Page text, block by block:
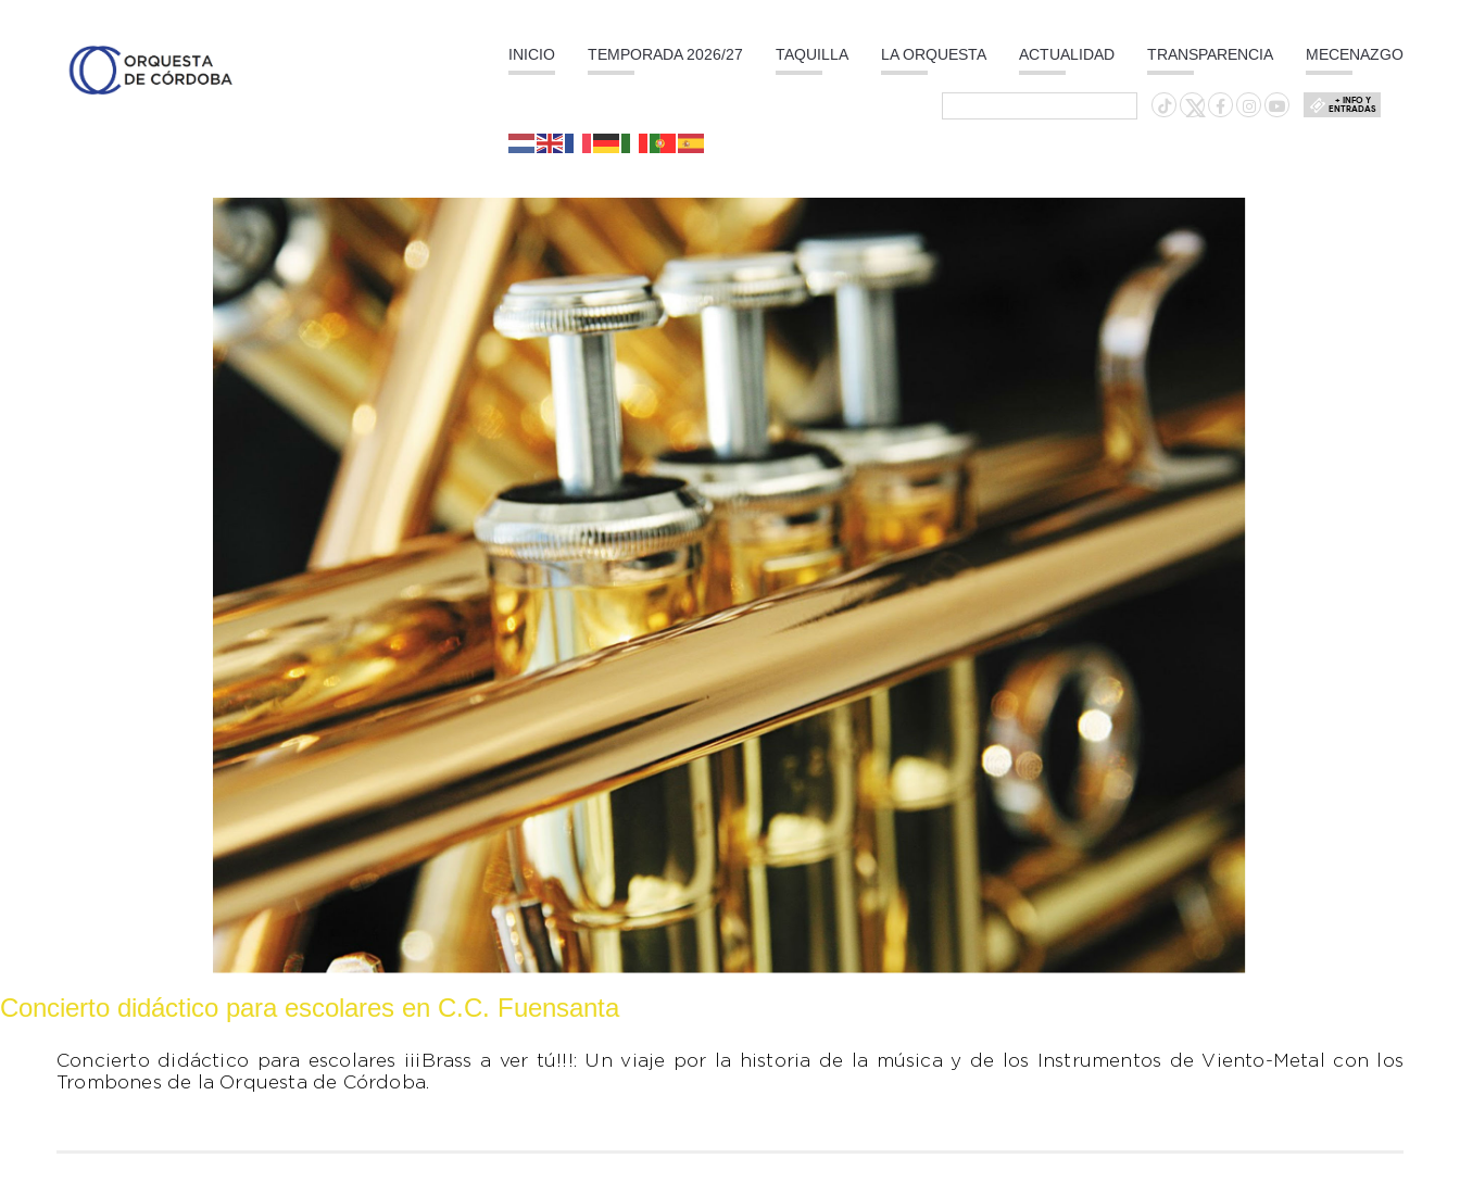
INICIO TEMPORADA 2026/27 TAQUILLA LA ORQUESTA ACTUALIDAD TRANSPARENCIA MECENAZGO
+ INFO Y
ENTRADAS
Concierto didáctico para escolares en C.C. Fuensanta
Concierto didáctico para escolares ¡¡¡Brass a ver tú!!!:
Un viaje por la historia de la música y de los Instrumentos de Viento-Metal con los
Trombones de la Orquesta de Córdoba.